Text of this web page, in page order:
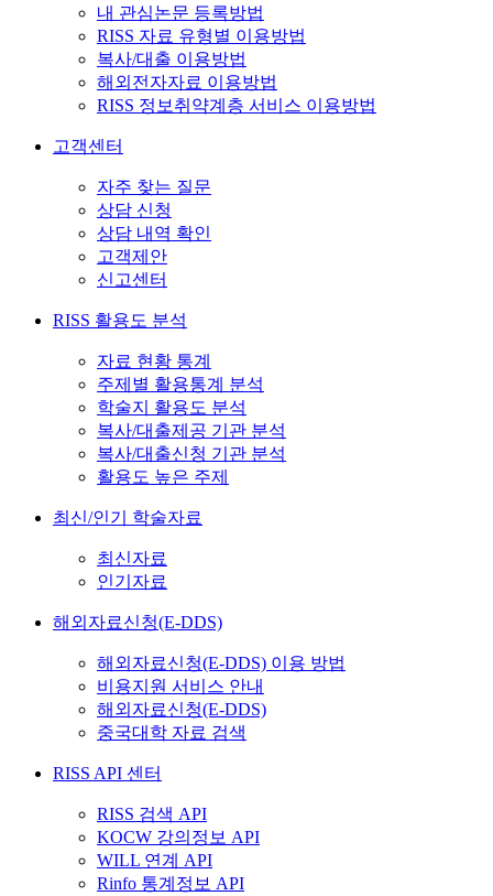
내 관심논문 등록방법
RISS 자료 유형별 이용방법
복사/대출 이용방법
해외전자자료 이용방법
RISS 정보취약계층 서비스 이용방법
고객센터
자주 찾는 질문
상담 신청
상담 내역 확인
고객제안
신고센터
RISS 활용도 분석
자료 현황 통계
주제별 활용통계 분석
학술지 활용도 분석
복사/대출제공 기관 분석
복사/대출신청 기관 분석
활용도 높은 주제
최신/인기 학술자료
최신자료
인기자료
해외자료신청(E-DDS)
해외자료신청(E-DDS) 이용 방법
비용지원 서비스 안내
해외자료신청(E-DDS)
중국대학 자료 검색
RISS API 센터
RISS 검색 API
KOCW 강의정보 API
WILL 연계 API
Rinfo 통계정보 API